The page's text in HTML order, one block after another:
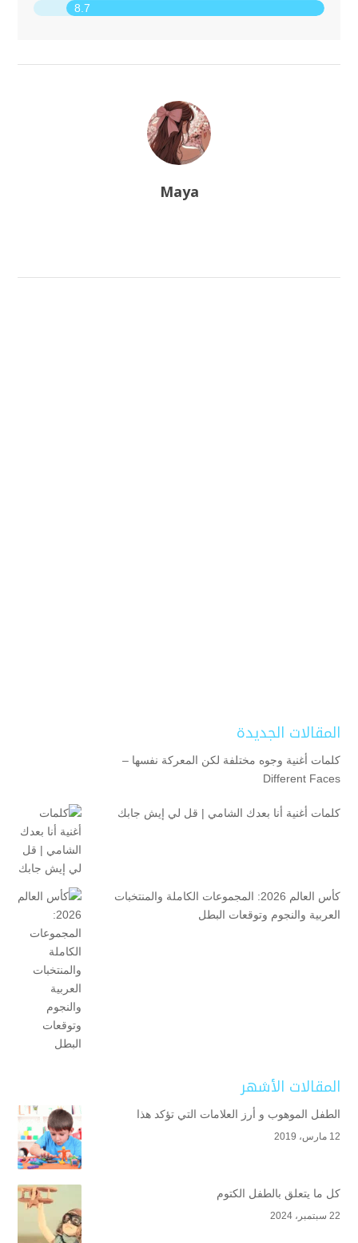
8.7
Maya
المقالات الجديدة
كلمات أغنية وجوه مختلفة لكن المعركة نفسها –
Different Faces
كلمات أغنية أنا بعدك الشامي | قل لي إيش جابك
كأس العالم 2026: المجموعات الكاملة والمنتخبات
العربية والنجوم وتوقعات البطل
المقالات الأشهر
الطفل الموهوب و أرز العلامات التي تؤكد هذا
12 مارس، 2019
كل ما يتعلق بالطفل الكتوم
22 سبتمبر، 2024